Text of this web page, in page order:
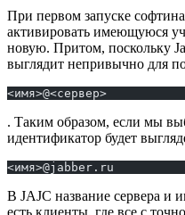
При первом запуске
активировать имеющуюся
новую. Притом, поскольку
выглядит непривычно для
<имя>@<сервер>
. Таким образом, если мы
идентификатор будет
<имя>@jabber.ru
В JAJC название сервера и
есть клиенты, где все с